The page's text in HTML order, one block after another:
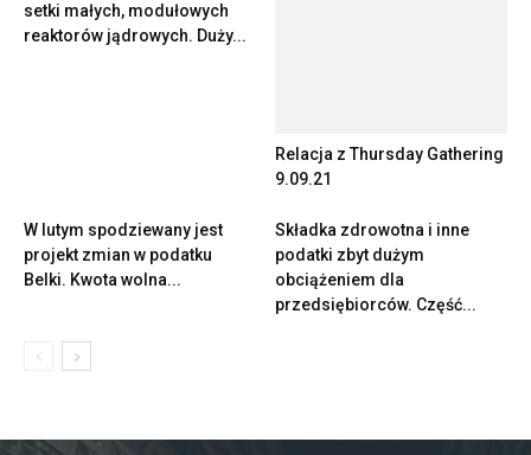
setki małych, modułowych
reaktorów jądrowych. Duży...
Relacja z Thursday Gathering
9.09.21
W lutym spodziewany jest
projekt zmian w podatku
Belki. Kwota wolna...
Składka zdrowotna i inne
podatki zbyt dużym
obciążeniem dla
przedsiębiorców. Część...